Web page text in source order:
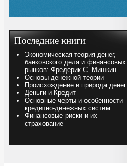
Последние книги
Экономическая теория денег,
банковского дела и финансовых
рынков: Фредерик С. Мишкин
Основы денежной теории
Происхождение и природа денег
Деньги и Кредит
Основные черты и особенности
кредитно-денежных систем
Финансовые риски и их
страхование